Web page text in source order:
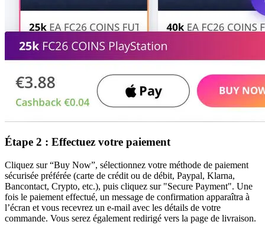
Étape 2 : Effectuez votre paiement
Cliquez sur “Buy Now”, sélectionnez votre méthode de paiement
sécurisée préférée (carte de crédit ou de débit, Paypal, Klarna,
Bancontact, Crypto, etc.), puis cliquez sur "Secure Payment". Une
fois le paiement effectué, un message de confirmation apparaîtra à
l’écran et vous recevrez un e-mail avec les détails de votre
commande. Vous serez également redirigé vers la page de livraison.